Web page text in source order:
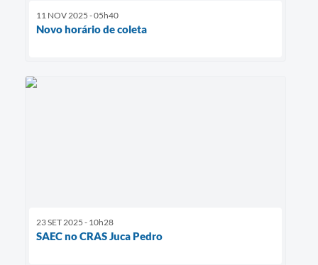
11 NOV 2025 - 05h40
Novo horário de coleta
23 SET 2025 - 10h28
SAEC no CRAS Juca Pedro